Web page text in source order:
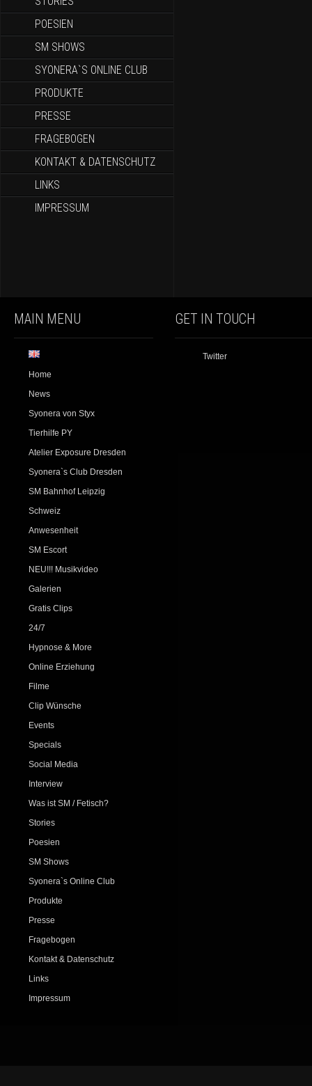
POESIEN
SM SHOWS
SYONERA`S ONLINE CLUB
PRODUKTE
PRESSE
FRAGEBOGEN
KONTAKT & DATENSCHUTZ
LINKS
IMPRESSUM
MAIN MENU
Home
News
Syonera von Styx
Tierhilfe PY
Atelier Exposure Dresden
Syonera`s Club Dresden
SM Bahnhof Leipzig
Schweiz
Anwesenheit
SM Escort
NEU!!! Musikvideo
Galerien
Gratis Clips
24/7
Hypnose & More
Online Erziehung
Filme
Clip Wünsche
Events
Specials
Social Media
Interview
Was ist SM / Fetisch?
Stories
Poesien
SM Shows
Syonera`s Online Club
Produkte
Presse
Fragebogen
Kontakt & Datenschutz
Links
Impressum
GET IN TOUCH
Twitter